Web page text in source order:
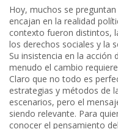
Hoy, muchos se
encajan en la realidad
contexto fueron distintos,
los derechos sociales y la
Su insistencia en la acción
menudo el cambio
Claro que no todo es
estrategias y métodos de
escenarios, pero el
siendo relevante. Para
conocer el pensamiento